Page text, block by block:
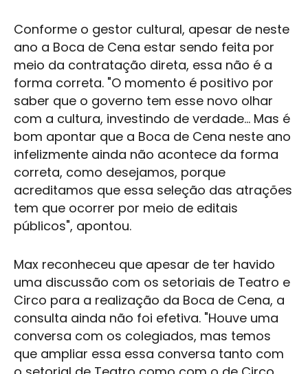
Conforme o gestor cultural, apesar de neste
ano a Boca de Cena estar sendo feita por
meio da contratação direta, essa não é a
forma correta. "O momento é positivo por
saber que o governo tem esse novo olhar
com a cultura, investindo de verdade... Mas é
bom apontar que a Boca de Cena neste ano
infelizmente ainda não acontece da forma
correta, como desejamos, porque
acreditamos que essa seleção das atrações
tem que ocorrer por meio de editais
públicos", apontou.
Max reconheceu que apesar de ter havido
uma discussão com os setoriais de Teatro e
Circo para a realização da Boca de Cena, a
consulta ainda não foi efetiva. "Houve uma
conversa com os colegiados, mas temos
que ampliar essa essa conversa tanto com